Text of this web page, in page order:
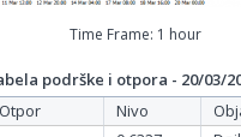
Time Frame: 1 hour
podrške i otpora - 20/03/
Nivo